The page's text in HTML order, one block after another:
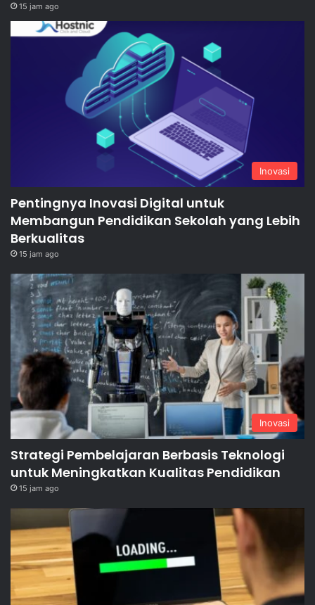
15 jam ago
Inovasi
Pentingnya Inovasi Digital untuk
Membangun Pendidikan Sekolah yang Lebih
Berkualitas
15 jam ago
Inovasi
Strategi Pembelajaran Berbasis Teknologi
untuk Meningkatkan Kualitas Pendidikan
15 jam ago